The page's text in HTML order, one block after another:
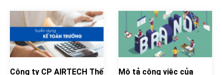
Công ty CP AIRTECH Thế
Mô tả công việc của